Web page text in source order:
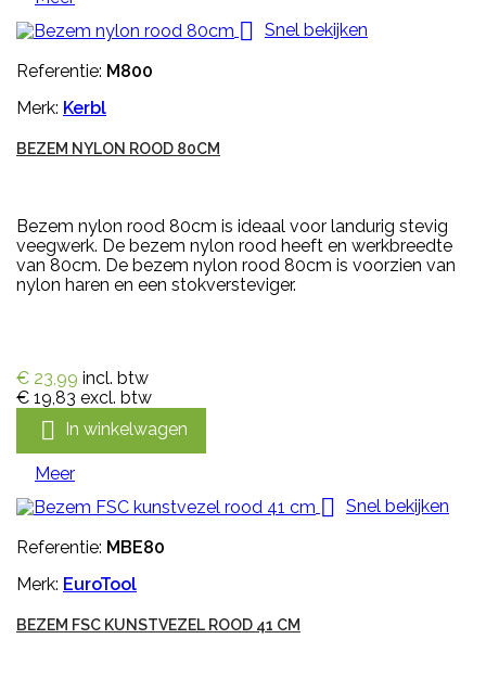
 Snel bekijken
Referentie: M800
Merk: Kerbl
BEZEM NYLON ROOD 80CM
Bezem nylon rood 80cm is ideaal voor landurig stevig
veegwerk. De bezem nylon rood heeft en werkbreedte
van 80cm. De bezem nylon rood 80cm is voorzien van
nylon haren en een stokversteviger.
€ 23,99 incl. btw
€ 19,83 excl. btw
 In winkelwagen
Meer
 Snel bekijken
Referentie: MBE80
Merk: EuroTool
BEZEM FSC KUNSTVEZEL ROOD 41 CM